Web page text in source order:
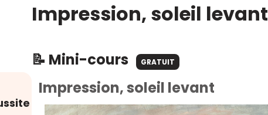
Impression, soleil levant
📝 Mini-cours GRATUIT
Impression, soleil levant